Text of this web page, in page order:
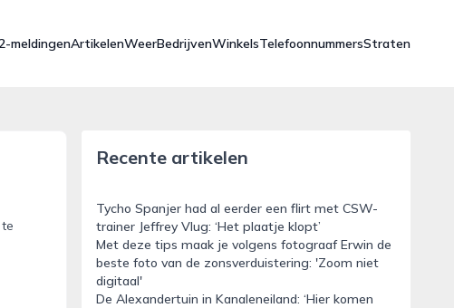
meldingenArtikelenWeerBedrijvenWinkelsTelefoonnummersStraten
Recente artikelen
Tycho Spanjer had al eerder een flirt met CSW-
trainer Jeffrey Vlug: ‘Het plaatje klopt’
Met deze tips maak je volgens fotograaf Erwin de
beste foto van de zonsverduistering: 'Zoom niet
digitaal'
De Alexandertuin in Kanaleneiland: ‘Hier komen